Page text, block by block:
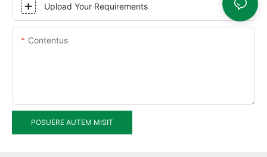
Upload Your Requirements
Contentus
POSUERE AUTEM MISIT